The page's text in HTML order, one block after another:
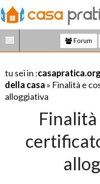
Forum
tu sei in :casapratica.org
della casa » Finalità e
alloggiativa